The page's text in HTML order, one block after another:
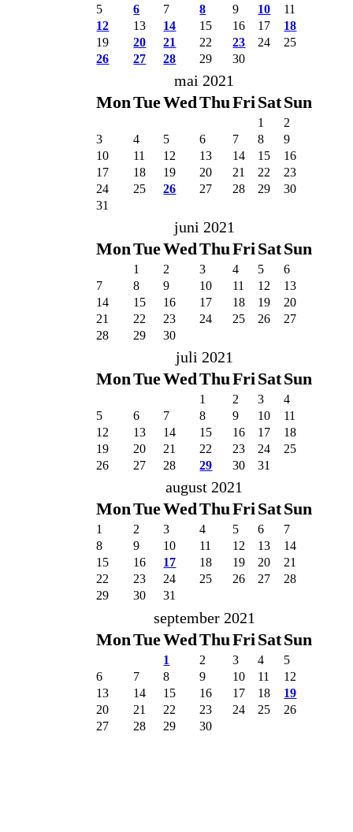
5
6 7 8 9 10
11
12
13 14 15 16 17
18
19
20 21 22 23 24
25
26
27 28 29 30
mai 2021
MonTueWedThuFri SatSun
1
2
3
4 5 6 7 8
9
10
11 12 13 14 15
16
17
18 19 20 21 22
23
24
25 26 27 28 29
30
31
juni 2021
MonTueWedThuFri SatSun
1 2 3 4 5
6
7
8 9 10 11 12
13
14
15 16 17 18 19
20
21
22 23 24 25 26
27
28
29 30
juli 2021
MonTueWedThuFri SatSun
1 2 3
4
5
6 7 8 9 10
11
12
13 14 15 16 17
18
19
20 21 22 23 24
25
26
27 28 29 30 31
august 2021
MonTueWedThuFri SatSun
1 2 3 4 5 6
7
8
9 10 11 12 13
14
15
16 17 18 19 20
21
22
23 24 25 26 27
28
29
30 31
september 2021
MonTueWedThuFri SatSun
1 2 3 4
5
6
7 8 9 10 11
12
13
14 15 16 17 18
19
20
21 22 23 24 25
26
27
28 29 30